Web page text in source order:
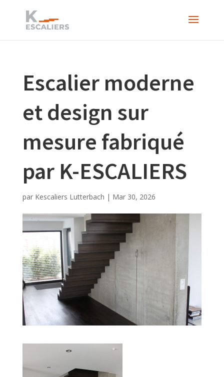
Escalier moderne
et design sur
mesure fabriqué
par K-ESCALIERS
par Kescaliers Lutterbach | Mar 30, 2026